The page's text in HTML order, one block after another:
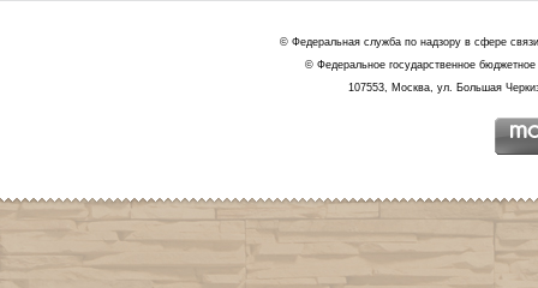
© Федеральная служба по надзору в сфере
© Федеральное государственное
107553, Москва, ул. Большая